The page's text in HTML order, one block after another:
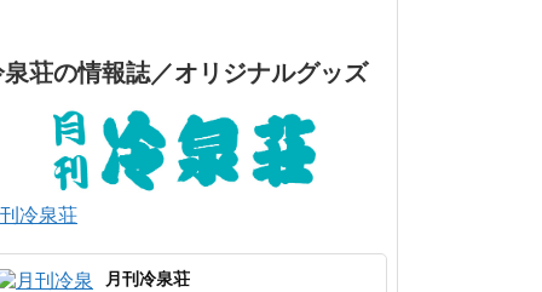
泉荘の情報誌／オリジナルグッズ
冷泉荘
月刊冷泉荘